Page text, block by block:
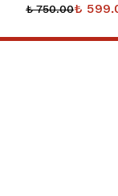
₺ 750.00₺